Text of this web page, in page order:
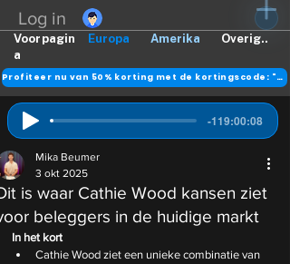
Log in
Europa Amerika Overig..
Voorpagin
a
Profiteer nu van 50% korting met de kortingscode: "DANK"
-119:00:08
is waar Cathie Wood kansen ziet
beleggers in de huidige markt
Mika Beumer
3 okt 2025
In het kort
Cathie Wood ziet een unieke combinatie van